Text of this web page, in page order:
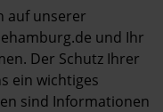
auf unserer
und Ihr
Der Schutz Ihrer
ein wichtiges
sind Informationen